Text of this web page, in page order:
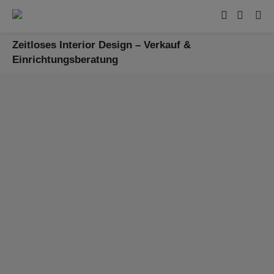
Zeitloses Interior Design – Verkauf &
Einrichtungsberatung